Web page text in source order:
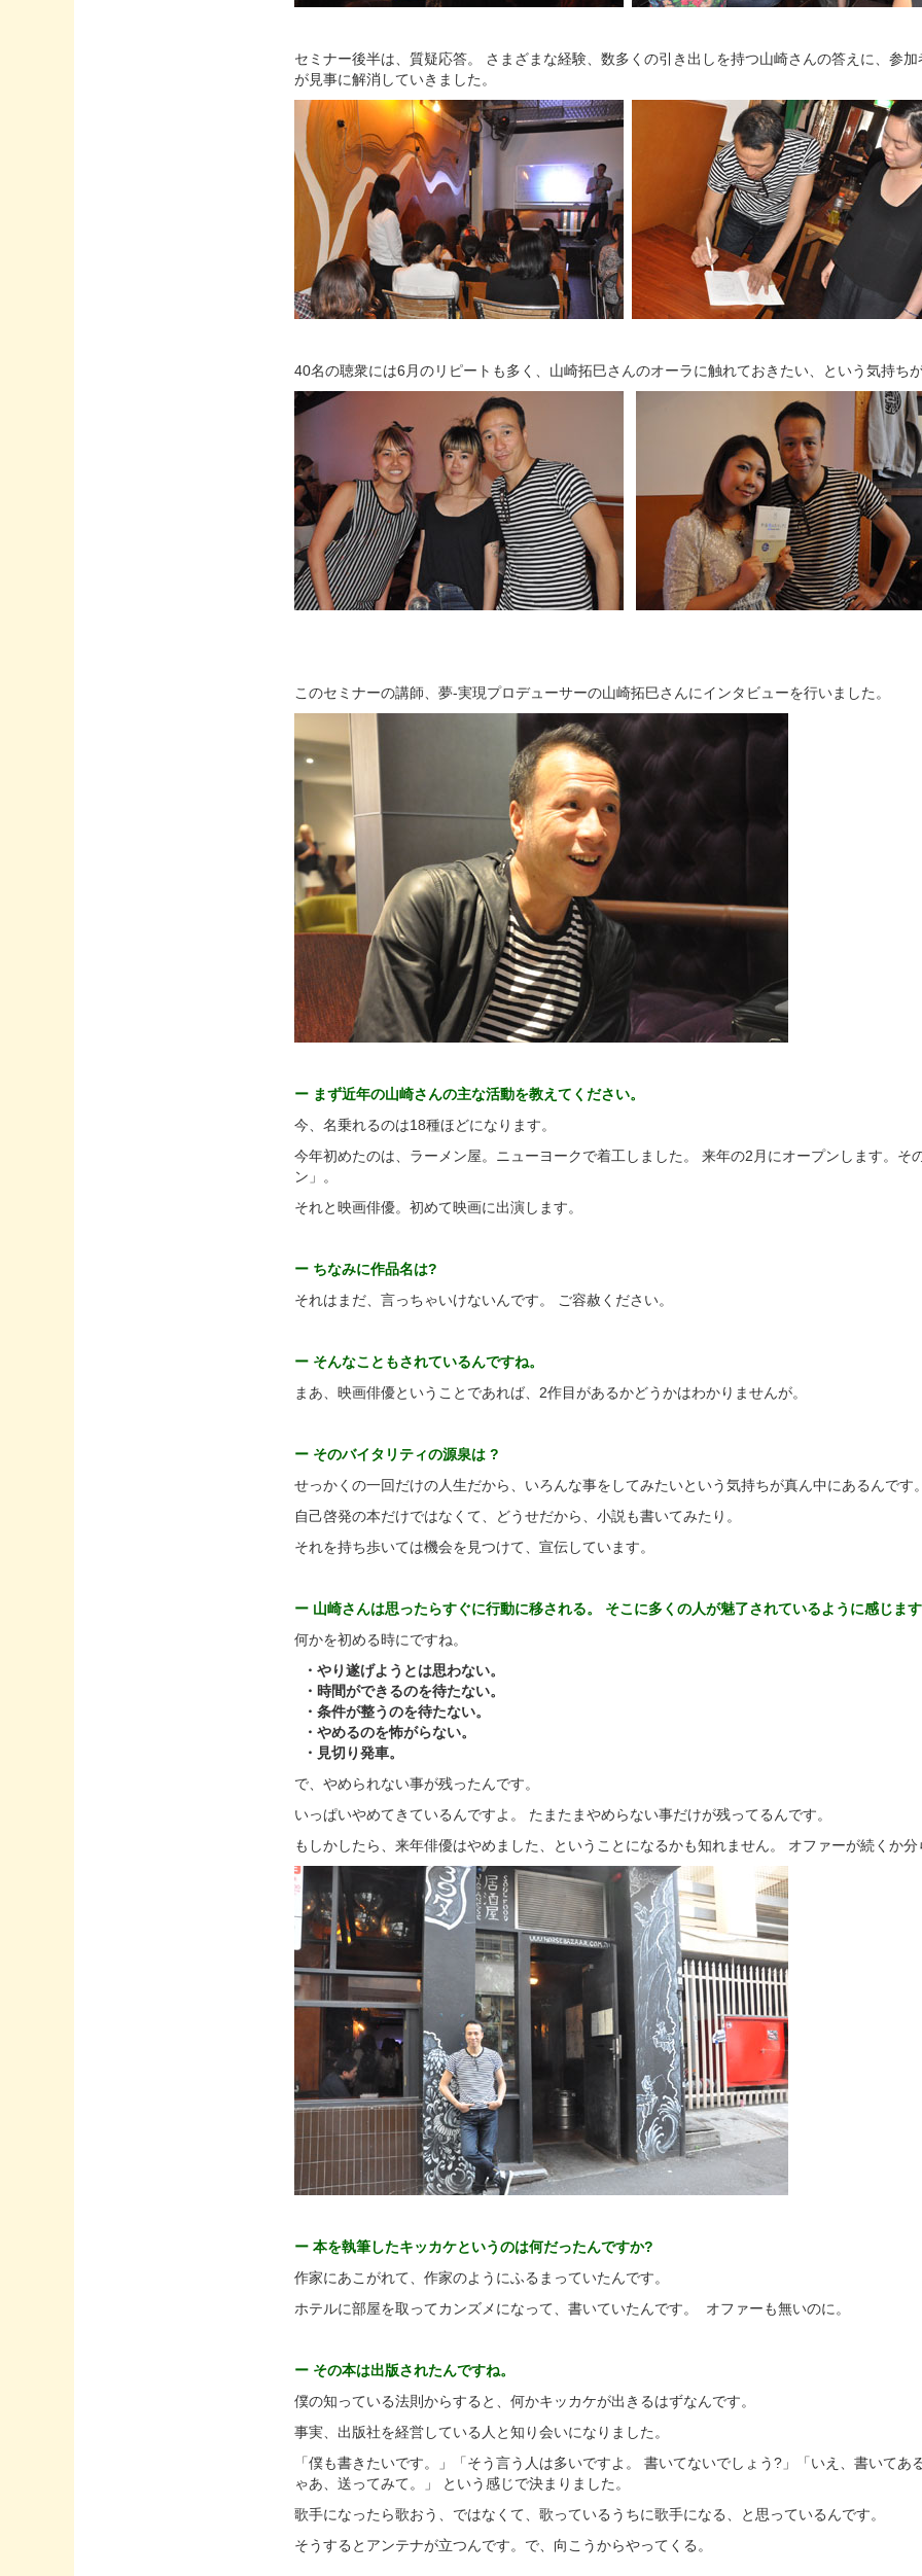
セミナー後半は、質疑応答。 さまざまな経験、数多くの引き出しを持つ山崎さんの答えに、参
が見事に解消していきました。
40名の聴衆には6月のリピートも多く、山崎拓巳さんのオーラに触れておきたい、という気持ち
このセミナーの講師、夢-実現プロデューサーの山崎拓巳さんにインタビューを行いました。
ー まず近年の山崎さんの主な活動を教えてください。
今、名乗れるのは18種ほどになります。
今年初めたのは、ラーメン屋。ニューヨークで着工しました。 来年の2月にオープンします。そ
ン」。
それと映画俳優。初めて映画に出演します。
ー ちなみに作品名は?
それはまだ、言っちゃいけないんです。 ご容赦ください。
ー そんなこともされているんですね。
まあ、映画俳優ということであれば、2作目があるかどうかはわかりませんが。
ー そのバイタリティの源泉は ?
せっかくの一回だけの人生だから、いろんな事をしてみたいという気持ちが真ん中にあるんです
自己啓発の本だけではなくて、どうせだから、小説も書いてみたり。
それを持ち歩いては機会を見つけて、宣伝しています。
ー 山崎さんは思ったらすぐに行動に移される。 そこに多くの人が魅了されているように感じま
何かを初める時にですね。
・やり遂げようとは思わない。
・時間ができるのを待たない。
・条件が整うのを待たない。
・やめるのを怖がらない。
・見切り発車。
で、やめられない事が残ったんです。
いっぱいやめてきているんですよ。 たまたまやめらない事だけが残ってるんです。
もしかしたら、来年俳優はやめました、ということになるかも知れません。 オファーが続くか
ー 本を執筆したキッカケというのは何だったんですか?
作家にあこがれて、作家のようにふるまっていたんです。
ホテルに部屋を取ってカンズメになって、書いていたんです。 オファーも無いのに。
ー その本は出版されたんですね。
僕の知っている法則からすると、何かキッカケが出きるはずなんです。
事実、出版社を経営している人と知り会いになりました。
「僕も書きたいです。」「そう言う人は多いですよ。 書いてないでしょう?」「いえ、書いてあ
ゃあ、送ってみて。」 という感じで決まりました。
歌手になったら歌おう、ではなくて、歌っているうちに歌手になる、と思っているんです。
そうするとアンテナが立つんです。で、向こうからやってくる。